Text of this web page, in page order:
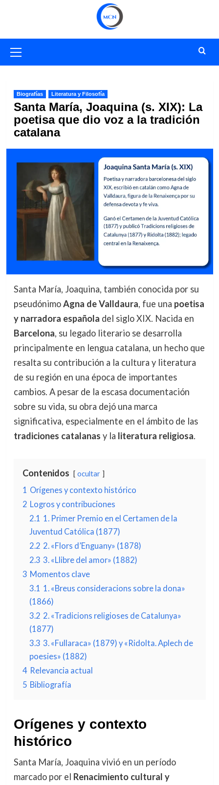
primario
Biografías Literatura y Filosofía
Santa María, Joaquina (s. XIX): La
poetisa que dio voz a la tradición
catalana
Santa María, Joaquina, también conocida por su
pseudónimoAgna de Valldaura, fue una poetisa
y narradora española del siglo XIX. Nacida en
Barcelona, su legado literario se desarrolla
principalmente en lengua catalana, un hecho que
resalta su contribución a la cultura y literatura
de su región en una época de importantes
cambios. A pesar de la escasa documentación
sobre su vida, su obra dejó una marca
significativa, especialmente en el ámbito de las
tradiciones catalanas y la literatura religiosa.
Contenidos ocultar
1 Orígenes y contexto histórico
2 Logros y contribuciones
2.1 1. Primer Premio en el Certamen de la
Juventud Católica (1877)
2.2 2. «Flors d’Enguany» (1878)
2.3 3. «Llibre del amor» (1882)
3 Momentos clave
3.1 1. «Breus consideracions sobre la dona»
(1866)
3.2 2. «Tradicions religioses de Catalunya»
(1877)
3.3 3. «Fullaraca» (1879) y «Ridolta. Aplech de
poesies» (1882)
4 Relevancia actual
5 Bibliografía
Orígenes y contexto
histórico
Santa María, Joaquina vivió en un período
marcado por el Renacimiento cultural y